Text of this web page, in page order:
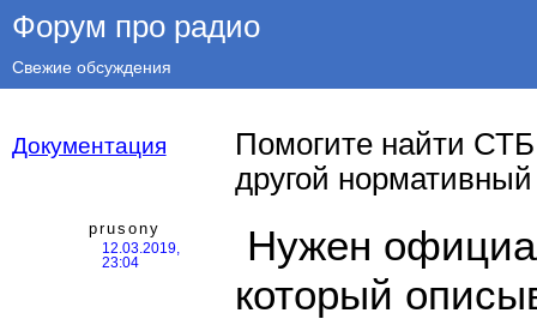
Форум про радио
Свежие обсуждения
Документация
Помогите найти
другой нормативный
prusony
12.03.2019,
23:04
Нужен
который